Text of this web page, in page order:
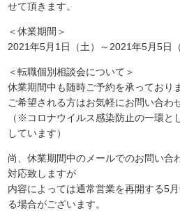
せて頂きます。
＜休業期間＞
2021年5月1日（土）～2021年5月5日（
＜転職個別相談会について＞
休業期間中も随時ご予約を承っており
ご希望される方はお気軽にお問い合わ
（※コロナウイルス感染防止の一環と
しています）
尚、休業期間中のメールでのお問い合
対応致しますが
内容によっては通常営業を再開する5
る場合がございます。